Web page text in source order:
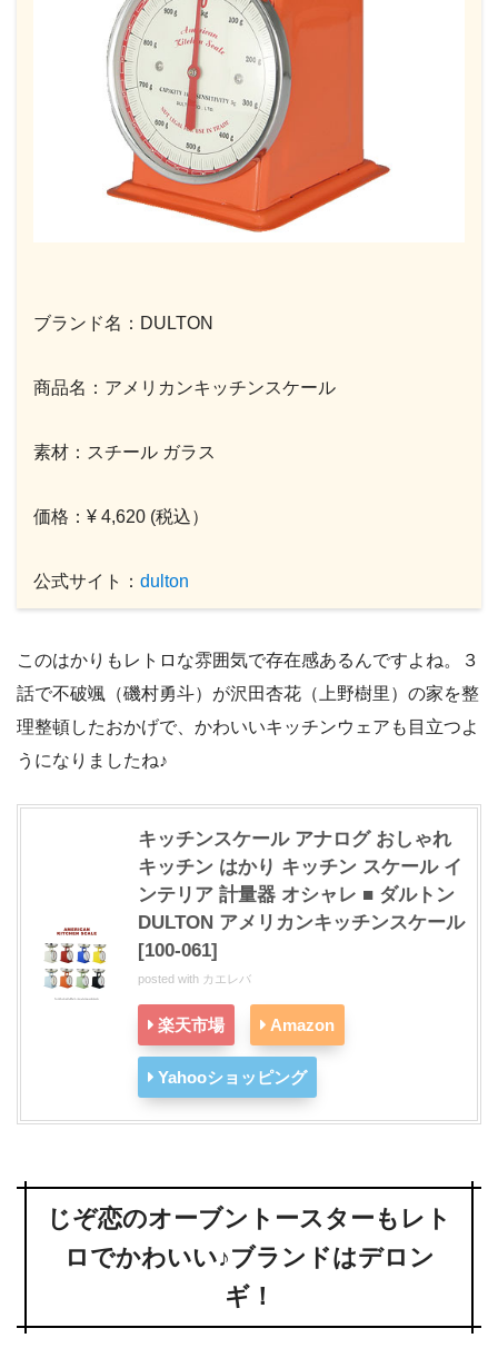
ブランド名：DULTON
商品名：アメリカンキッチンスケール
素材：スチール ガラス
価格：¥ 4,620 (税込）
公式サイト： dulton
このはかりもレトロな雰囲気で存在感あるんですよね。３
話で不破颯（磯村勇斗）が沢田杏花（上野樹里）の家を整
理整頓したおかげで、かわいいキッチンウェアも目立つよ
うになりましたね♪
キッチンスケール アナログ おしゃれ
キッチン はかり キッチン スケール イ
ンテリア 計量器 オシャレ ■ ダルトン
DULTON アメリカンキッチンスケール
[100-061]
posted with カエレバ
楽天市場 Amazon
Yahooショッピング
じぞ恋のオーブントースターもレト
ロでかわいい♪ブランドはデロン
ギ！